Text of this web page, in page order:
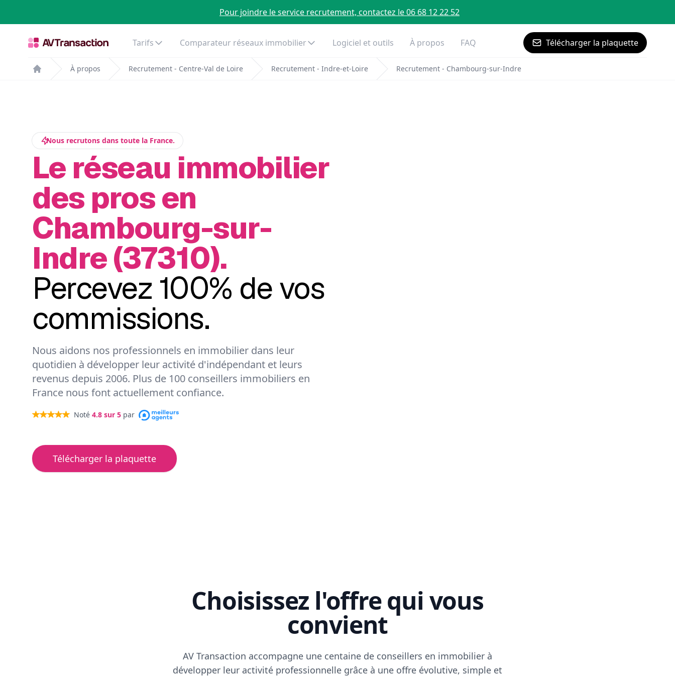
Pour joindre le service recrutement, contactez le 06 68 12 22 52
Tarifs Comparateur réseaux immobilier Logiciel et outils À propos FAQ Télécharger la plaquette
Home
À propos Recrutement - Centre-Val de Loire Recrutement - Indre-et-Loire Recrutement - Chambourg-sur-Indre
Nous recrutons dans toute la France.
Le réseau immobilier
des pros en
Chambourg-sur-
Indre (37310).
Percevez 100% de vos
commissions.
Nous aidons nos professionnels en immobilier dans leur
quotidien à développer leur activité d'indépendant et leurs
revenus depuis 2006. Plus de 100 conseillers immobiliers en
France nous font actuellement confiance.
Noté 4.8 sur 5 par
Télécharger la plaquette
Choisissez l'offre qui vous
convient
AV Transaction accompagne une centaine de conseillers en immobilier à
développer leur activité professionnelle grâce à une offre évolutive, simple et